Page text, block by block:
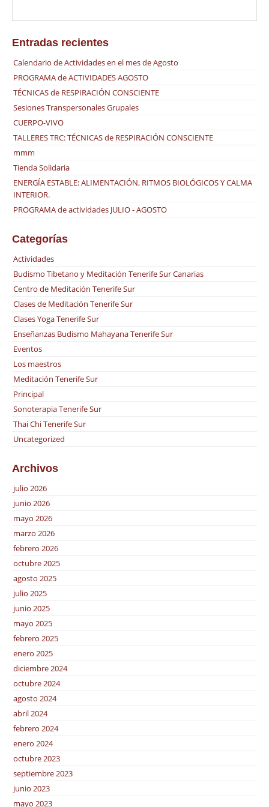
Entradas recientes
Calendario de Actividades en el mes de Agosto
PROGRAMA de ACTIVIDADES AGOSTO
TÉCNICAS de RESPIRACIÓN CONSCIENTE
Sesiones Transpersonales Grupales
CUERPO-VIVO
TALLERES TRC: TÉCNICAS de RESPIRACIÓN CONSCIENTE
mmm
Tienda Solidaria
ENERGÍA ESTABLE: ALIMENTACIÓN, RITMOS BIOLÓGICOS Y CALMA
INTERIOR.
PROGRAMA de actividades JULIO - AGOSTO
Categorías
Actividades
Budismo Tibetano y Meditación Tenerife Sur Canarias
Centro de Meditación Tenerife Sur
Clases de Meditación Tenerife Sur
Clases Yoga Tenerife Sur
Enseñanzas Budismo Mahayana Tenerife Sur
Eventos
Los maestros
Meditación Tenerife Sur
Principal
Sonoterapia Tenerife Sur
Thai Chi Tenerife Sur
Uncategorized
Archivos
julio 2026
junio 2026
mayo 2026
marzo 2026
febrero 2026
octubre 2025
agosto 2025
julio 2025
junio 2025
mayo 2025
febrero 2025
enero 2025
diciembre 2024
octubre 2024
agosto 2024
abril 2024
febrero 2024
enero 2024
octubre 2023
septiembre 2023
junio 2023
mayo 2023